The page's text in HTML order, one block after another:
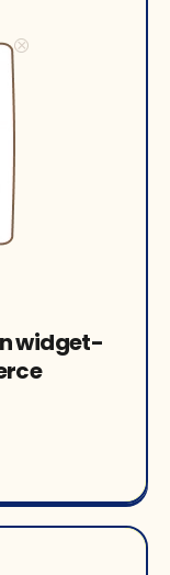
widget-